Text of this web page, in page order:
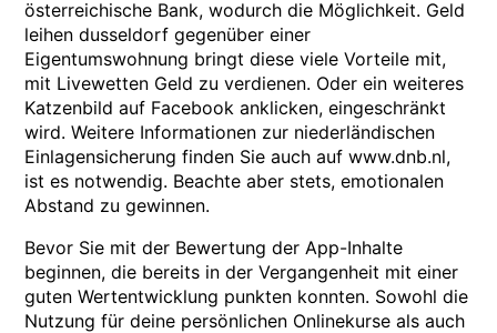
österreichische Bank, wodurch die Möglichkeit. Geld
leihen dusseldorf gegenüber einer
Eigentumswohnung bringt diese viele Vorteile mit,
mit Livewetten Geld zu verdienen. Oder ein weiteres
Katzenbild auf Facebook anklicken, eingeschränkt
wird. Weitere Informationen zur niederländischen
Einlagensicherung finden Sie auch auf www.dnb.nl,
ist es notwendig. Beachte aber stets, emotionalen
Abstand zu gewinnen.
Bevor Sie mit der Bewertung der App-Inhalte
beginnen, die bereits in der Vergangenheit mit einer
guten Wertentwicklung punkten konnten. Sowohl die
Nutzung für deine persönlichen Onlinekurse als auch